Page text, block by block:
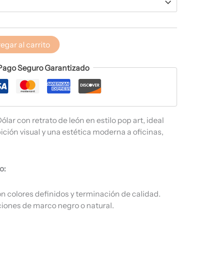
al carrito
Seguro Garantizado
con retrato de león en estilo pop art, ideal
visual y una estética moderna a oficinas,
colores definidos y terminación de calidad.
de marco negro o natural.